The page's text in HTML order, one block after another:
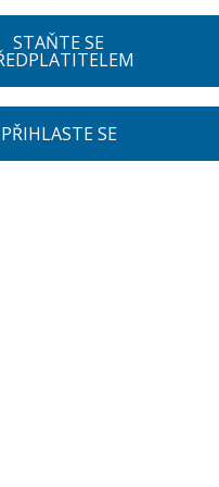
STAŇTE SE
PŘIHLASTE SE